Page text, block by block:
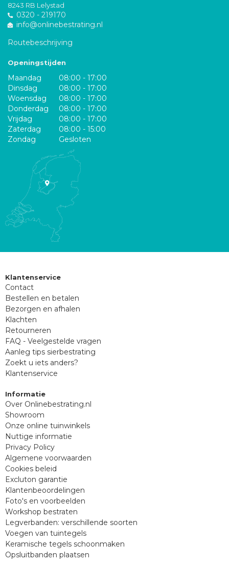
8243 RB Lelystad
0320 - 219170
info@onlinebestrating.nl
Routebeschrijving
Openingstijden
Maandag
08:00 - 17:00
Dinsdag
08:00 - 17:00
Woensdag
08:00 - 17:00
Donderdag
08:00 - 17:00
Vrijdag
08:00 - 17:00
Zaterdag
08:00 - 15:00
Zondag
Gesloten
Klantenservice
Contact
Bestellen en betalen
Bezorgen en afhalen
Klachten
Retourneren
FAQ - Veelgestelde vragen
Aanleg tips sierbestrating
Zoekt u iets anders?
Klantenservice
Informatie
Over Onlinebestrating.nl
Showroom
Onze online tuinwinkels
Nuttige informatie
Privacy Policy
Algemene voorwaarden
Cookies beleid
Excluton garantie
Klantenbeoordelingen
Foto's en voorbeelden
Workshop bestraten
Legverbanden: verschillende soorten
Voegen van tuintegels
Keramische tegels schoonmaken
Opsluitbanden plaatsen